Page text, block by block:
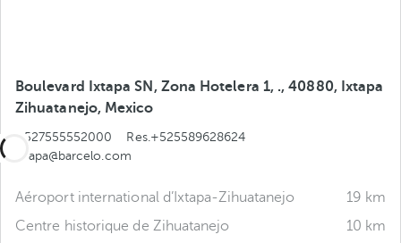
Boulevard Ixtapa SN, Zona Hotelera 1, ., 40880, Ixtapa
Zihuatanejo, Mexico
+527555552000
Res.+525589628624
ixtapa@barcelo.com
Aéroport international d’Ixtapa-Zihuatanejo
19 km
Centre historique de Zihuatanejo
10 km